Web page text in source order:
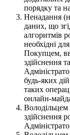
порядку та
Ненадання
даних, що
алгоритмів
необхідні
Покупцем,
здійснення
будь-яких
таких
онлайн-
здійснення